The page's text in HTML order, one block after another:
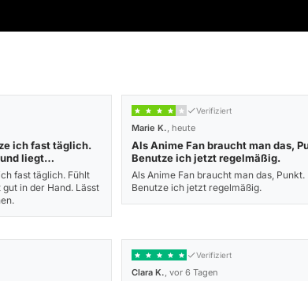
ich fast täglich.
liegt…
fast täglich. Fühlt
in der Hand. Lässt
Verifiziert
Marie K., heute
Als Anime Fan braucht man das,
Benutze ich jetzt regelmäßig.
Als Anime Fan braucht man das, Punkt.
Benutze ich jetzt regelmäßig.
Verifiziert
Clara K., vor 6 Tagen